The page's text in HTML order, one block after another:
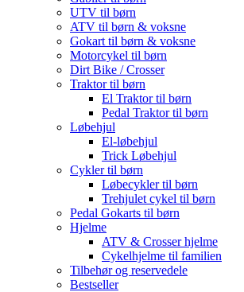
UTV til børn
ATV til børn & voksne
Gokart til børn & voksne
Motorcykel til børn
Dirt Bike / Crosser
Traktor til børn
El Traktor til børn
Pedal Traktor til børn
Løbehjul
El-løbehjul
Trick Løbehjul
Cykler til børn
Løbecykler til børn
Trehjulet cykel til børn
Pedal Gokarts til børn
Hjelme
ATV & Crosser hjelme
Cykelhjelme til familien
Tilbehør og reservedele
Bestseller